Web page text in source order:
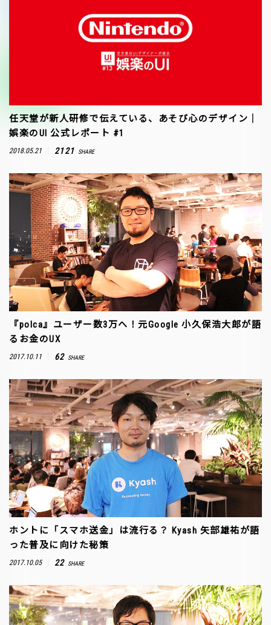
任天堂が新人研修で伝えている、あそび心のデザイン｜
娯楽のUI 公式レポート #1
2018.05.21 2121 SHARE
『polca』ユーザー数3万へ！元Google 小久保浩大郎が語
るお金のUX
2017.10.11 62 SHARE
ホントに「スマホ送金」は流行る？ Kyash 矢部雄祐が語
った普及に向けた秘策
2017.10.05 22 SHARE